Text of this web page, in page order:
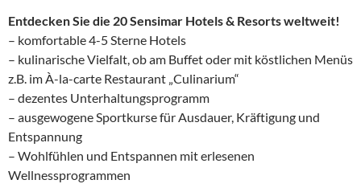
​Entdecken Sie die 20 Sensimar Hotels & Resorts weltweit!
– komfortable 4-5 Sterne Hotels
– kulinarische Vielfalt, ob am Buffet oder mit köstlichen Menüs
z.B. im À-la-carte Restaurant „Culinarium“
– dezentes Unterhaltungsprogramm
– ausgewogene Sportkurse für Ausdauer, Kräftigung und
Entspannung
– Wohlfühlen und Entspannen mit erlesenen
Wellnessprogrammen